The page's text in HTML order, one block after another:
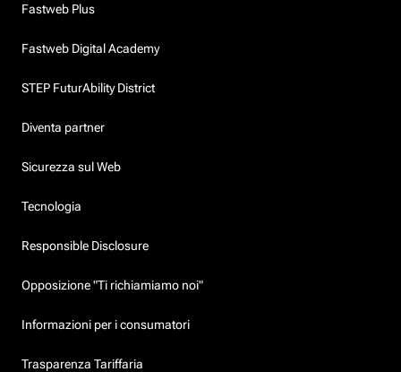
Fastweb Plus
Fastweb Digital Academy
STEP FuturAbility District
Diventa partner
Sicurezza sul Web
Tecnologia
Responsible Disclosure
Opposizione "Ti richiamiamo noi"
Informazioni per i consumatori
Trasparenza Tariffaria